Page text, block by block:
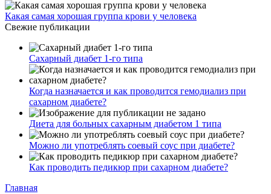
Какая самая хорошая группа крови у человека
Свежие публикации
Сахарный диабет 1-го типа
Когда назначается и как проводится гемодиализ при
сахарном диабете?
Диета для больных сахарным диабетом 1 типа
Можно ли употреблять соевый соус при диабете?
Как проводить педикюр при сахарном диабете?
Главная